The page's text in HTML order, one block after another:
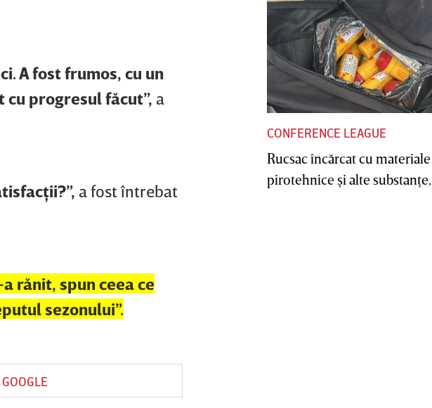
A fost frumos, cu un
progresul făcut”, a
a fost întrebat
rănit, spun ceea ce
sezonului”.
CONFERENCE LEAGUE
Rucsac încărcat cu materiale
pirotehnice şi alte substanţe,